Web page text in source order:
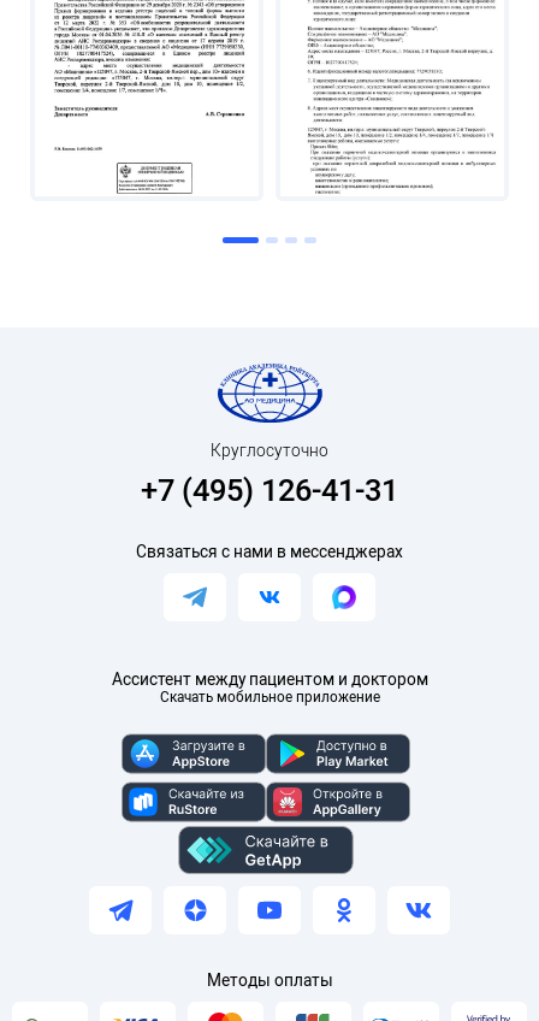
Ассистент между пациентом и доктором
Скачать мобильное приложение
Круглосуточно
+7 (495) 126-41-31
Связаться с нами в мессенджерах
Методы оплаты